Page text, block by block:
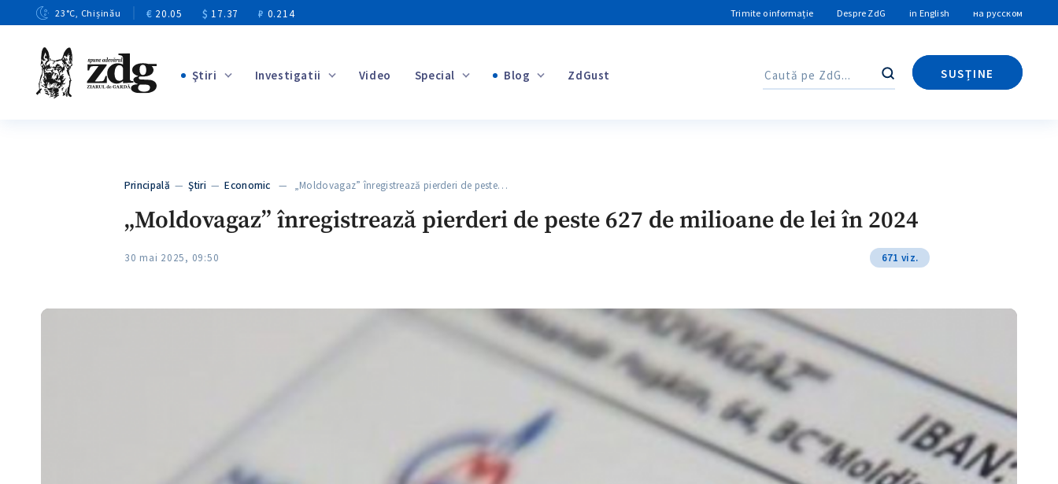
23 °C, Chișinău € 20.05 $ 17.37 ₽ 0.214 Trimite o informație Despre ZdG in English на русском
Ştiri Investigatii Video Special Blog ZdGust Caută
SUSȚINE
Caută
Principală —Ştiri —Economic — „Moldovagaz” înregistrează pierderi de peste…
„Moldovagaz” înregistrează pierderi de peste 627 de milioane de lei în 2024
30 mai 2025, 09:50 671 viz.